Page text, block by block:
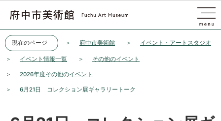
現在のページ 府中市美術館 イベント・アートスタジオ
イベント情報一覧 その他のイベント
2026年度その他のイベント
6月21日 コレクション展ギャラリートーク